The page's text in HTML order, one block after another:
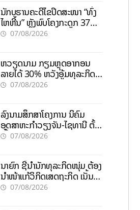
ນັກບູຮານຄະດີໄຂປິດສະໜາ “ທົ່ງ
ໄຫຫີນ” ຫຼັງພົບໂຄງກະດູກ 37
ຄົນໃນຫີນຍັກ
07/08/2026
ຫວຽດນາມ ກຽມຫຼຸດອາກອນ
ລາຍໄດ້ 30% ຫວັງອູ້ມທຸລະກິດ
ຂະໜາດນ້ອຍ ແລະ ຈຸນລະ
07/08/2026
ລົງນາມສຶກສາໂຄງການ ນິຄົມ
ອຸດສາຫະກຳວຽງຈັນ-ໄຊທານີ ຕັ້ງ
ເປົ້າດຶງທຶນ 150 ລ້ານໂດລາ, ສ້າງ
07/08/2026
ນາຍົກ ຊີ້ນຳນັກທຸລະກິດໜຸ່ມ ຕ້ອງ
ນຳໜ້າແກ້ວິກິດເສດຖະກິດ ເນັ້ນດຶງ
ທຶນສາກົນ, ຫັນສູ່ດິຈິຕອນ
07/08/2026